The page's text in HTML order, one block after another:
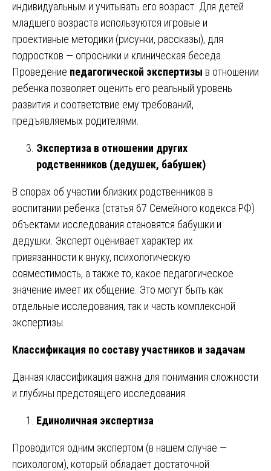
индивидуальным и учитывать его возраст. Для детей
младшего возраста используются игровые и
проективные методики (рисунки, рассказы), для
подростков — опросники и клиническая беседа.
Проведение педагогической экспертизы в отношении
ребенка позволяет оценить его реальный уровень
развития и соответствие ему требований,
предъявляемых родителями.
Экспертиза в отношении других
родственников (дедушек, бабушек)
В спорах об участии близких родственников в
воспитании ребенка (статья 67 Семейного кодекса РФ)
объектами исследования становятся бабушки и
дедушки. Эксперт оценивает характер их
привязанности к внуку, психологическую
совместимость, а также то, какое педагогическое
значение имеет их общение. Это могут быть как
отдельные исследования, так и часть комплексной
экспертизы.
Классификация по составу участников и задачам
Данная классификация важна для понимания сложности
и глубины предстоящего исследования.
Единоличная экспертиза
Проводится одним экспертом (в нашем случае —
психологом), который обладает достаточной